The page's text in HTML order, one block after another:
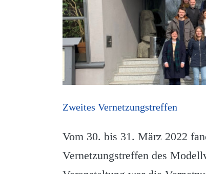
Zweites Vernetzungstreffen
Vom 30. bis 31. März 2022
Vernetzungstreffen des